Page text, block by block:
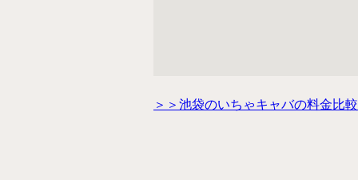
＞＞池袋のいちゃキャバの料金比